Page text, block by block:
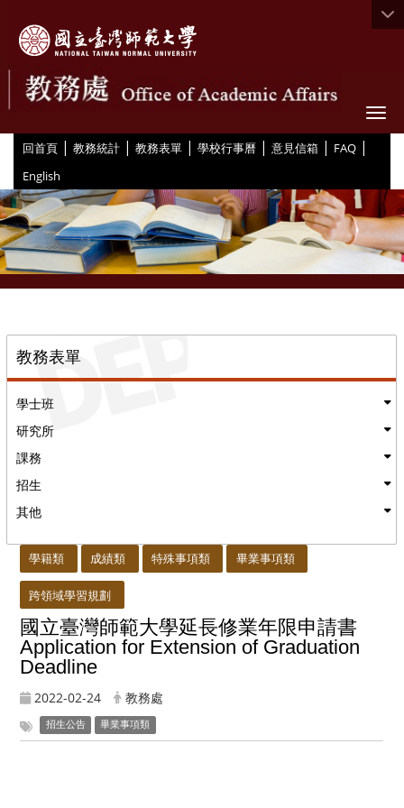
回首頁 | 教務統計 | 教務表單 | 學校行事曆 | 意見信箱 | FAQ |
English
教務表單
學士班
研究所
課務
招生
其他
學籍類 成績類 特殊事項類 畢業事項類
跨領域學習規劃
國立臺灣師範大學延長修業年限申請書
Application for Extension of Graduation
Deadline
2022-02-24 教務處
招生公告 畢業事項類